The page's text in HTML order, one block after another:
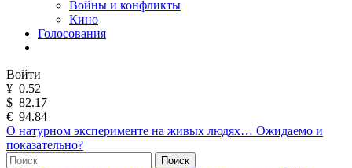
Войны и конфликты
Кино
Голосования
Войти
¥ 0.52
$ 82.17
€ 94.84
О натурном эксперименте на живых людях… Ожидаемо и
показательно?
Поиск